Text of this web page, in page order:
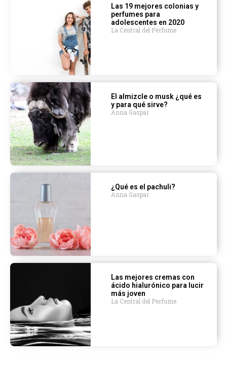
Las 19 mejores colonias y
perfumes para
adolescentes en 2020
La Central del Perfume
El almizcle o musk ¿qué es
y para qué sirve?
Anna Gaspar
¿Qué es el pachuli?
Anna Gaspar
Las mejores cremas con
ácido hialurónico para lucir
más joven
La Central del Perfume